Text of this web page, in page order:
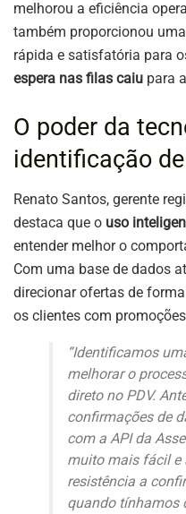
melhorou a eficiência
também proporcionou uma
rápida e satisfatória para
espera nas filas caiu para
O poder da
identificação
Renato Santos, gerente
destaca que o uso
entender melhor o
Com uma base de dados
direcionar ofertas de
os clientes com
“Identificamos
melhorar o
direto no PDV.
confirmações de
com a API da
muito mais fácil e
resistência a
quando tínhamos